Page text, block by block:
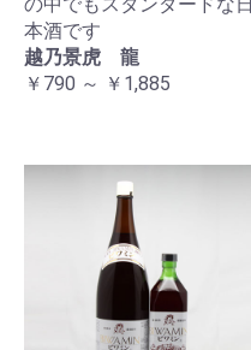
の中でもスタンダードな日
本酒です
越乃景虎 龍
￥790 ～ ￥1,885